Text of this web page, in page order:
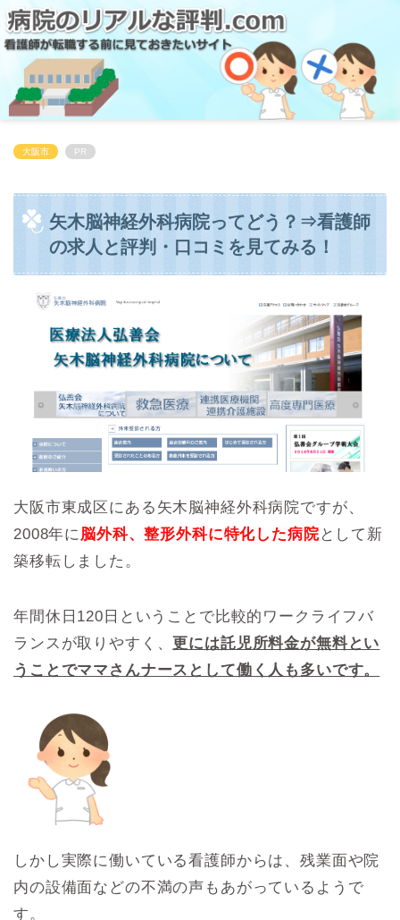
大阪市 PR
矢木脳神経外科病院ってどう？⇒看護師
の求人と評判・口コミを見てみる！
大阪市東成区にある矢木脳神経外科病院ですが、
2008年に脳外科、整形外科に特化した病院として新
築移転しました。
年間休日120日ということで比較的ワークライフバ
ランスが取りやすく、 更には託児所料金が無料とい
うことでママさんナースとして働く人も多いです。
しかし実際に働いている看護師からは、残業面や院
内の設備面などの不満の声もあがっているようで
す。